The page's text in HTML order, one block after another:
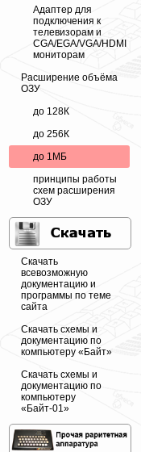
Адаптер для
подключения к
телевизорам и
CGA/EGA/VGA/HDMI
мониторам
Расширение объёма
ОЗУ
до 128К
до 256К
до 1МБ
принципы работы
схем расширения
ОЗУ
Скачать
всевозможную
документацию и
программы по теме
сайта
Скачать схемы и
документацию по
компьютеру «Байт»
Скачать схемы и
документацию по
компьютеру
«Байт-01»